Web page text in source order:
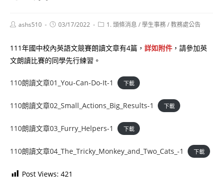
Postashs510
Post03/17/2022
Post1. 頭條消息 /學生事務/教務處公告
111年國中校內英語文競賽朗讀文章有4篇， 詳如附件 ，請參加英
文朗讀比賽的同學先行練習。
110朗讀文章01_You-Can-Do-It-1 下載
110朗讀文章02_Small_Actions_Big_Results-1 下載
110朗讀文章03_Furry_Helpers-1 下載
110朗讀文章04_The_Tricky_Monkey_and_Two_Cats_-1 下載
Post Views: 421